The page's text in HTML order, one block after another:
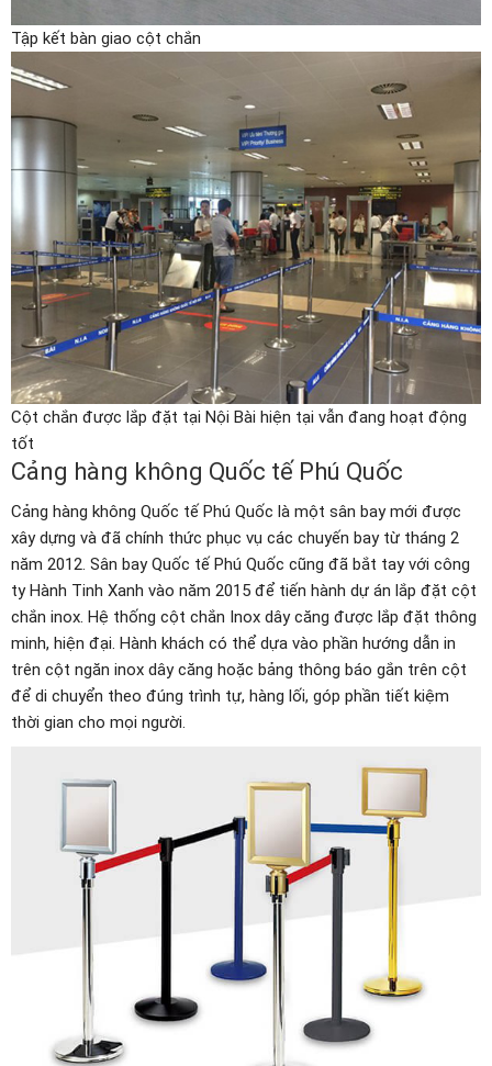
Tập kết bàn giao cột chắn
Cột chắn được lắp đặt tại Nội Bài hiện tại vẫn đang hoạt động
tốt
Cảng hàng không Quốc tế Phú Quốc
Cảng hàng không Quốc tế Phú Quốc là một sân bay mới được
xây dựng và đã chính thức phục vụ các chuyến bay từ tháng 2
năm 2012. Sân bay Quốc tế Phú Quốc cũng đã bắt tay với công
ty Hành Tinh Xanh vào năm 2015 để tiến hành dự án lắp đặt cột
chắn inox. Hệ thống cột chắn Inox dây căng được lắp đặt thông
minh, hiện đại. Hành khách có thể dựa vào phần hướng dẫn in
trên cột ngăn inox dây căng hoặc bảng thông báo gắn trên cột
để di chuyển theo đúng trình tự, hàng lối, góp phần tiết kiệm
thời gian cho mọi người.